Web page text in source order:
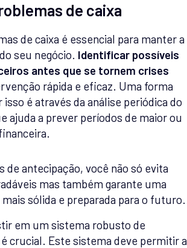
de caixa
de caixa é essencial para manter a
seu negócio. Identificar possíveis
antes que se tornem crises
rápida e eficaz. Uma forma
é através da análise periódica do
ajuda a prever períodos de maior ou
de antecipação, você não só evita
mas também garante uma
sólida e preparada para o futuro.
em um sistema robusto de
crucial. Este sistema deve permitir a